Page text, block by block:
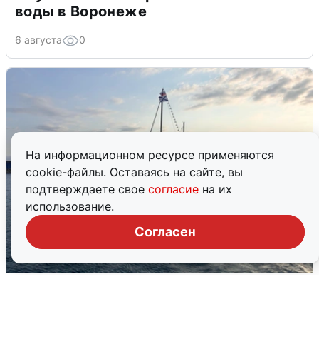
На информационном ресурсе применяются
cookie-файлы. Оставаясь на сайте, вы
подтверждаете свое согласие на их
использование.
Согласен
воды в Воронеже
6 августа 0